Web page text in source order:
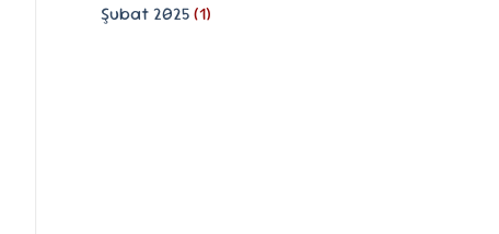
Şubat 2025(1)